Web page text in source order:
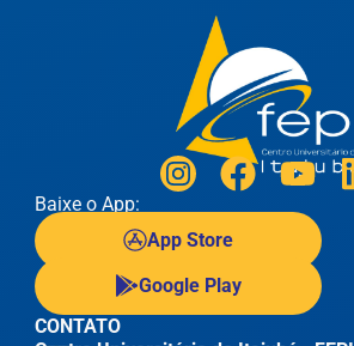
Baixe o App:
App Store
Google Play
CONTATO